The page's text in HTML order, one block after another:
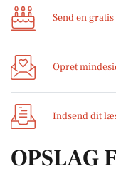
Send en
Opret
Indsend dit
OPSLAG